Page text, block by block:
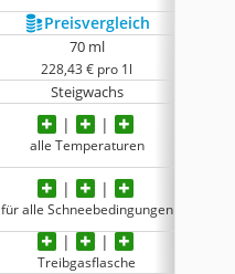
Preis­vergleich
70 ml
228,43 € pro 1l
Steigwachs
alle Temperaturen
für alle Schneebedingungen
Treibgasflasche